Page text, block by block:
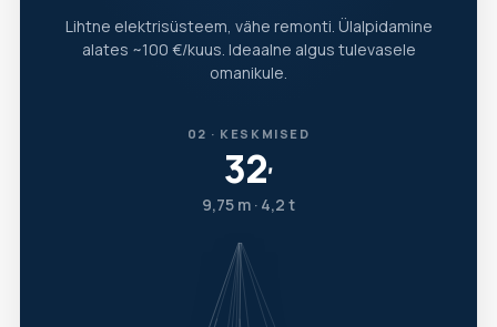
Lihtne elektrisüsteem, vähe remonti. Ülalpidamine
alates ~100 €/kuus. Ideaalne algus tulevasele
omanikule.
02 · KESKMISED
32′
9,75 m · 4,2 t